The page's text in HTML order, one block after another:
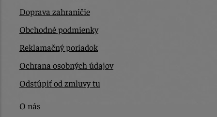
Doprava zahraničie
Obchodné podmienky
Reklamačný poriadok
Ochrana osobných údajov
Odstúpiť od zmluvy tu
O nás